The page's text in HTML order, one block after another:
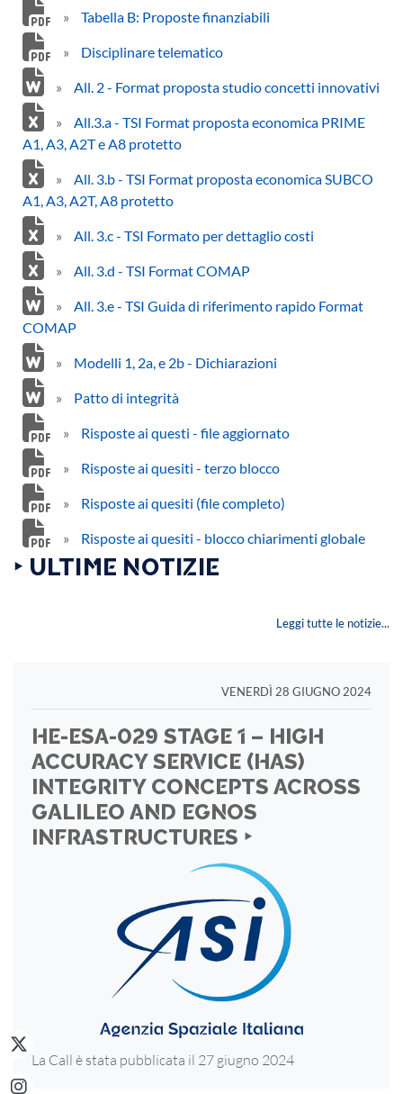
» Tabella B: Proposte finanziabili
» Disciplinare telematico
» All. 2 - Format proposta studio concetti innovativi
»
All.3.a - TSI Format proposta economica PRIME
A1, A3, A2T e A8 protetto
»
All. 3.b - TSI Format proposta economica SUBCO
A1, A3, A2T, A8 protetto
» All. 3.c - TSI Formato per dettaglio costi
» All. 3.d - TSI Format COMAP
»
All. 3.e - TSI Guida di riferimento rapido Format
COMAP
» Modelli 1, 2a, e 2b - Dichiarazioni
» Patto di integrità
» Risposte ai questi - file aggiornato
» Risposte ai quesiti - terzo blocco
» Risposte ai quesiti (file completo)
» Risposte ai quesiti - blocco chiarimenti globale
‣ ULTIME NOTIZIE
Leggi tutte le notizie...
VENERDÌ 28 GIUGNO 2024
HE-ESA-029 STAGE 1 – HIGH
ACCURACY SERVICE (HAS)
INTEGRITY CONCEPTS ACROSS
GALILEO AND EGNOS
INFRASTRUCTURES ‣
La Call è stata pubblicata il 27 giugno 2024